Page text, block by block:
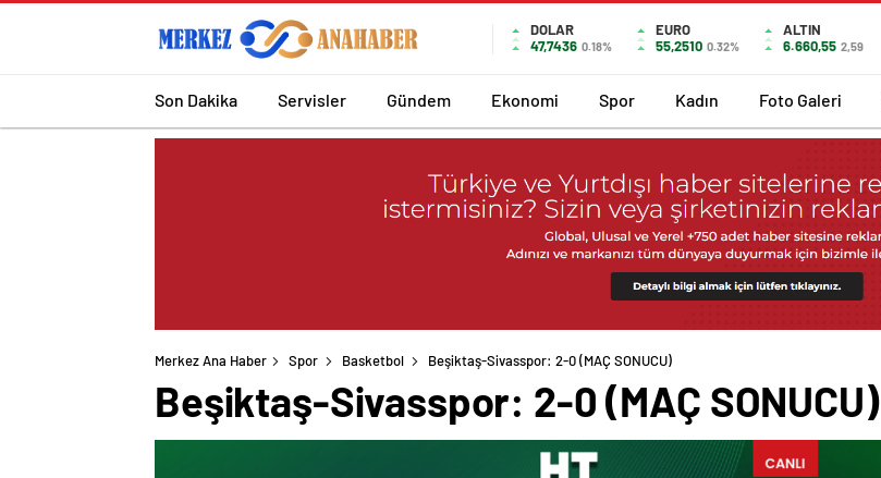
DOLAR
47,7436 0.18%
EURO
55,2510 0.32%
ALTIN
6.660,55 2,59
Son Dakika Servisler Gündem Ekonomi Spor Kadın Foto Galeri
Merkez Ana Haber Spor Basketbol Beşiktaş-Sivasspor: 2-0 (MAÇ SONUCU)
Beşiktaş-Sivasspor: 2-0 (MAÇ SONUCU)